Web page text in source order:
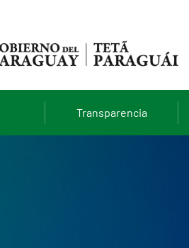
Transparencia